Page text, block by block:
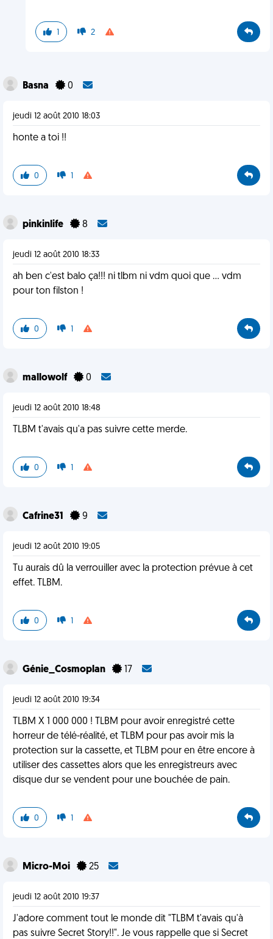
1 2
Basna 0
jeudi 12 août 2010 18:03
honte a toi !!
0 1
pinkinlife 8
jeudi 12 août 2010 18:33
ah ben c'est balo ça!!! ni tlbm ni vdm quoi que ... vdm
pour ton filston !
0 1
mallowolf 0
jeudi 12 août 2010 18:48
TLBM t'avais qu'a pas suivre cette merde.
0 1
Cafrine31 9
jeudi 12 août 2010 19:05
Tu aurais dû la verrouiller avec la protection prévue à cet
effet. TLBM.
0 1
Génie_Cosmoplan 17
jeudi 12 août 2010 19:34
TLBM X 1 000 000 ! TLBM pour avoir enregistré cette
horreur de télé-réalité, et TLBM pour pas avoir mis la
protection sur la cassette, et TLBM pour en être encore à
utiliser des cassettes alors que les enregistreurs avec
disque dur se vendent pour une bouchée de pain.
0 1
Micro-Moi 25
jeudi 12 août 2010 19:37
J'adore comment tout le monde dit "TLBM t'avais qu'à
pas suivre Secret Story!!". Je vous rappelle que si Secret